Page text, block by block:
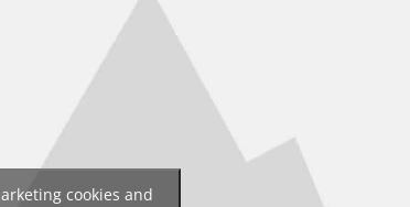
cookies and